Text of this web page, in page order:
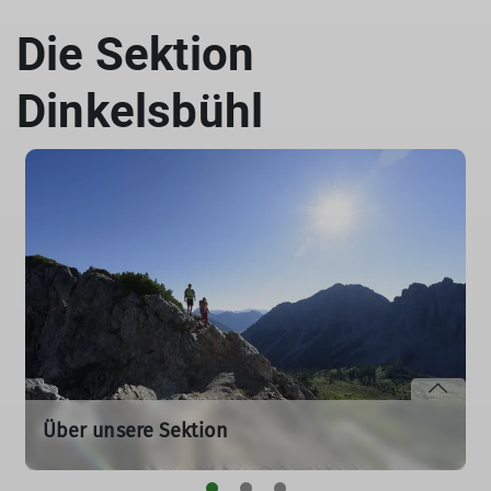
Die Sektion
Dinkelsbühl
Über unsere Sektion
Wir sind eine aktive Sektion mit rund 1.800